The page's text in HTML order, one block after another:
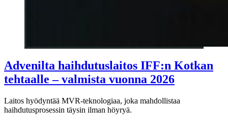
Advenilta haihdutuslaitos IFF:n Kotkan
tehtaalle – valmista vuonna 2026
Laitos hyödyntää MVR-teknologiaa, joka mahdollistaa
haihdutusprosessin täysin ilman höyryä.